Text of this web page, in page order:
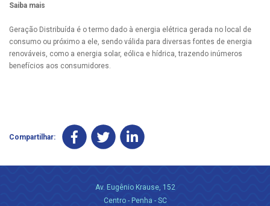
Saiba mais
Geração Distribuída é o termo dado à energia elétrica gerada no local de
consumo ou próximo a ele, sendo válida para diversas fontes de energia
renováveis, como a energia solar, eólica e hídrica, trazendo inúmeros
benefícios aos consumidores.
Compartilhar:
Av. Eugênio Krause, 152
Centro - Penha - SC